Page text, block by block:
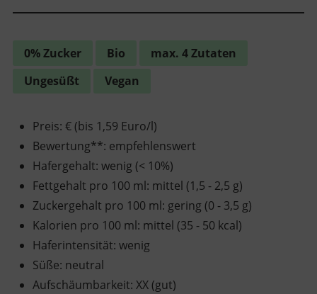
0% Zucker Bio
max. 4 Zutaten
Ungesüßt
Vegan
Preis: € (bis 1,59 Euro/l)
Bewertung**: empfehlenswert
Hafergehalt: wenig (< 10%)
Fettgehalt pro 100 ml: mittel (1,5 - 2,5 g)
Zuckergehalt pro 100 ml: gering (0 - 3,5 g)
Kalorien pro 100 ml: mittel (35 - 50 kcal)
Haferintensität: wenig
Süße: neutral
Aufschäumbarkeit: XX (gut)